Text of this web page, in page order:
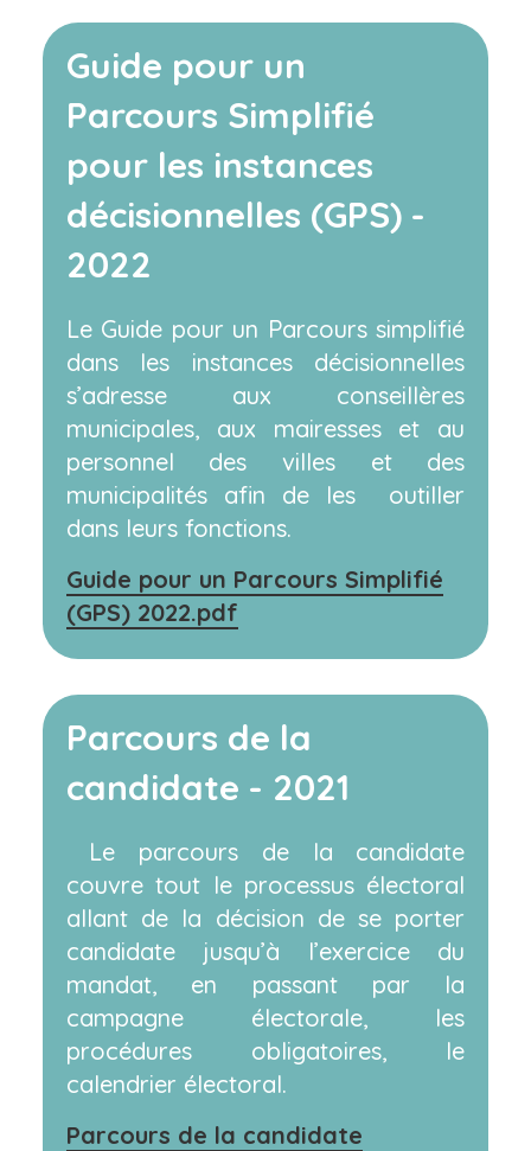
Guide pour un
Parcours Simplifié
pour les instances
décisionnelles (GPS) -
2022
Le Guide pour un Parcours simplifié
dans les instances décisionnelles
s’adresse aux conseillères
municipales, aux mairesses et au
personnel des villes et des
municipalités afin de les outiller
dans leurs fonctions.
Guide pour un Parcours Simplifié
(GPS) 2022.pdf
Parcours de la
candidate - 2021
Le parcours de la candidate
couvre tout le processus électoral
allant de la décision de se porter
candidate jusqu’à l’exercice du
mandat, en passant par la
campagne électorale, les
procédures obligatoires, le
calendrier électoral.
Parcours de la candidate